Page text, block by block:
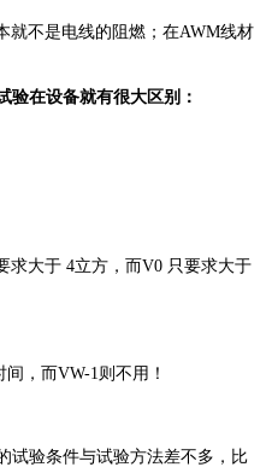
就不是电线的阻燃；在AWM线材
验在设备就有很大区别：
求大于 4立方，而V0 只要求大于
，而VW-1则不用！
试验条件与试验方法差不多，比